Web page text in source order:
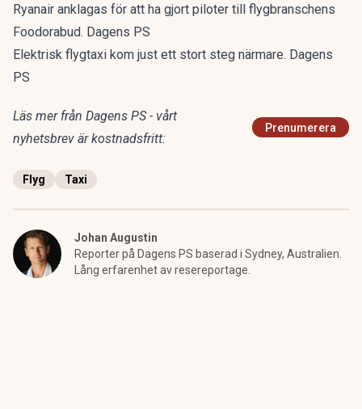
Ryanair anklagas för att ha gjort piloter till flygbranschens
Foodorabud. Dagens PS
Elektrisk flygtaxi kom just ett stort steg närmare. Dagens
PS
Läs mer från Dagens PS - vårt
nyhetsbrev är kostnadsfritt:
Prenumerera
Flyg Taxi
Johan Augustin
Reporter på Dagens PS baserad i Sydney, Australien.
Lång erfarenhet av resereportage.